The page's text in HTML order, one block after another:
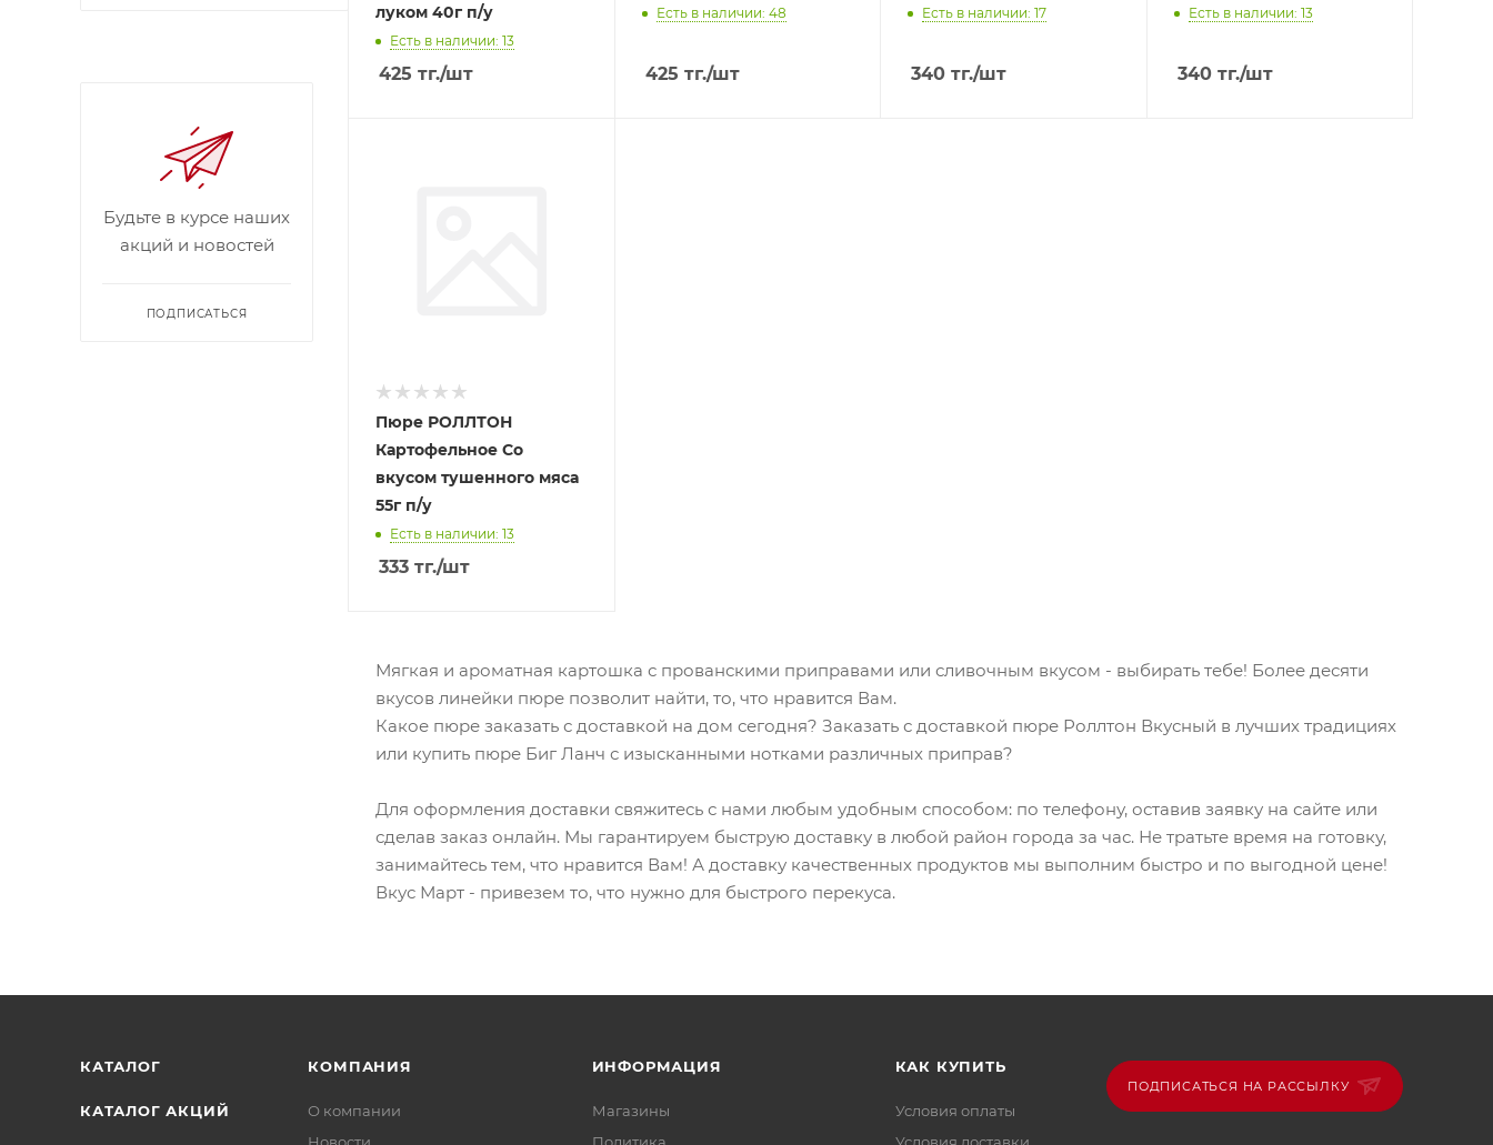
луком 40г п/у
Есть в наличии: 13
425 тг./шт
Есть в наличии: 48
425 тг./шт
Есть в наличии: 17
340 тг./шт
Есть в наличии: 13
340тг./шт
Пюре РОЛЛТОН
Картофельное Со
вкусом тушенного мяса
55г п/у
Есть в наличии: 13
333 тг./шт
Мягкая и ароматная картошка с прованскими приправами или сливочным вкусом - выбирать тебе! Более десяти
вкусов линейки пюре позволит найти, то, что нравится Вам.
Какое пюре заказать с доставкой на дом сегодня? Заказать с доставкой пюре Роллтон Вкусный в лучших традициях
или купить пюре Биг Ланч с изысканными нотками различных приправ?
Для оформления доставки свяжитесь с нами любым удобным способом: по телефону, оставив заявку на сайте или
сделав заказ онлайн. Мы гарантируем быструю доставку в любой район города за час. Не тратьте время на готовку,
занимайтесь тем, что нравится Вам! А доставку качественных продуктов мы выполним быстро и по выгодной цене!
Вкус Март - привезем то, что нужно для быстрого перекуса.
Будьте в курсе наших
акций и новостей
ПОДПИСАТЬСЯ
КАТАЛОГ
КАТАЛОГ АКЦИЙ
КОМПАНИЯ
О компании
ИНФОРМАЦИЯ
Магазины
КАК КУПИТЬ
Условия оплаты
ПОДПИСАТЬСЯ НА РАССЫЛКУ